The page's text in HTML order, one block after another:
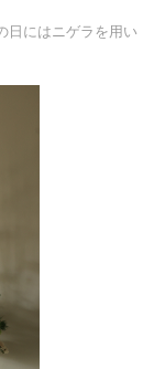
日にはニゲラを用い